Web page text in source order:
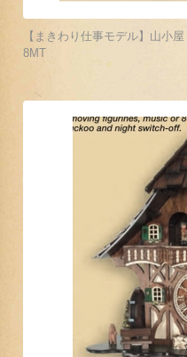
【まきわり仕事モデル】山小
8MT